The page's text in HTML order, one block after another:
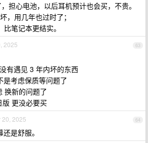
担心电池，以后耳机预计也会买，不贵。
，用几年也过时了；
笔记本更结实。
63
2025
有遇见 3 年内坏的东西
是考虑保质等问题了
换新的问题了
更没必要买
64
20, 2025
是舒服。